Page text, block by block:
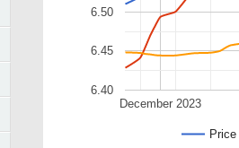
Price
December 2023
6.40
6.45
6.50